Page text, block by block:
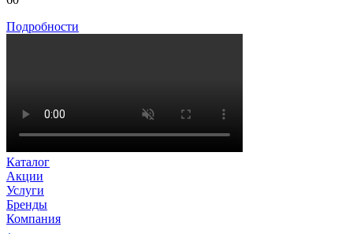
Подробности
Каталог
Акции
Услуги
Бренды
Компания